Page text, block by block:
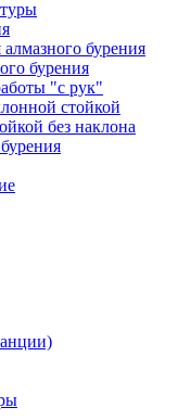
бурения
бурения
"с рук"
стойкой
без наклона